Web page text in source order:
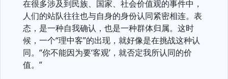
在很多涉及到民族、国家、社会价值观的事件中，
人们的站队往往也与自身的身份认同紧密相连。表
态，是一种自我确认，也是一种群体归属。这时
候，一个“理中客”的出现，就好像是在挑战这种认
同。“你不能因为要‘客观’，就否定我所认同的价
值。”